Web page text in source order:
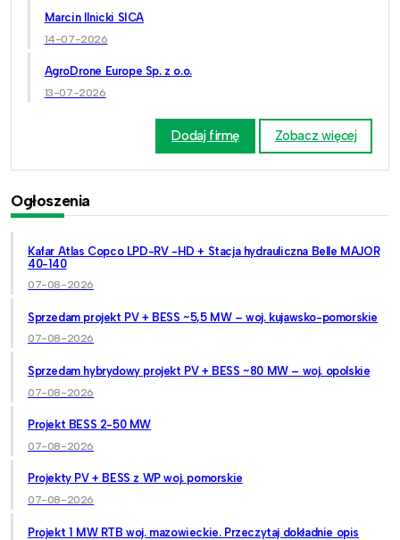
Marcin Ilnicki SICA
14-07-2026
AgroDrone Europe Sp. z o.o.
13-07-2026
Dodaj firmę Zobacz więcej
Ogłoszenia
Kafar Atlas Copco LPD-RV -HD + Stacja hydrauliczna Belle MAJOR
40-140
07-08-2026
Sprzedam projekt PV + BESS ~5,5 MW – woj. kujawsko-pomorskie
07-08-2026
Sprzedam hybrydowy projekt PV + BESS ~80 MW – woj. opolskie
07-08-2026
Projekt BESS 2-50 MW
07-08-2026
Projekty PV + BESS z WP woj. pomorskie
07-08-2026
Projekt 1 MW RTB woj. mazowieckie. Przeczytaj dokładnie opis